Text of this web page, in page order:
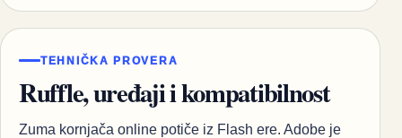
TEHNIČKA PROVERA
Ruffle, uređaji i kompatibilnost
Zuma kornjača online potiče iz Flash ere. Adobe je